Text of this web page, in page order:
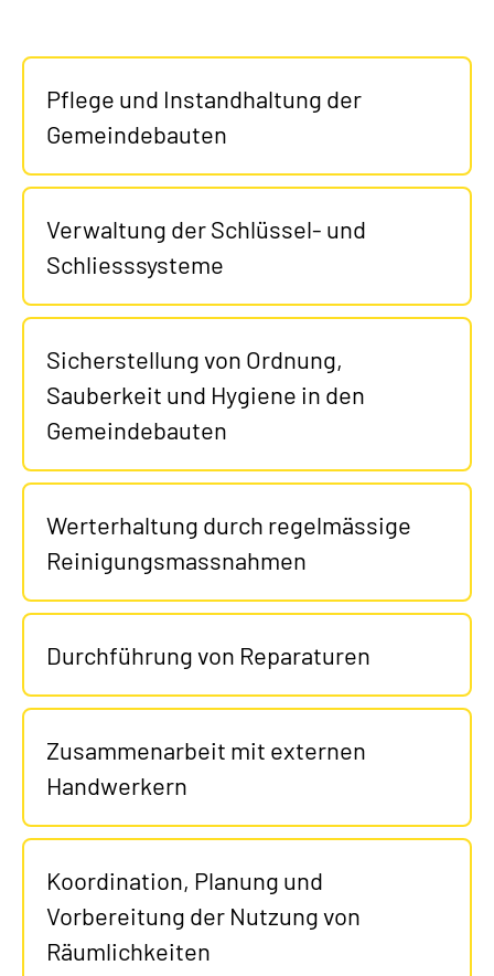
Pflege und Instandhaltung der
Gemeindebauten
Verwaltung der Schlüssel- und
Schliesssysteme
Sicherstellung von Ordnung,
Sauberkeit und Hygiene in den
Gemeindebauten
Werterhaltung durch regelmässige
Reinigungsmassnahmen
Durchführung von Reparaturen
Zusammenarbeit mit externen
Handwerkern
Koordination, Planung und
Vorbereitung der Nutzung von
Räumlichkeiten